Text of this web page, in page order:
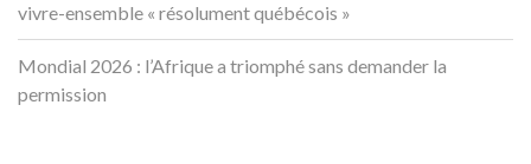
vivre-ensemble « résolument québécois »
Mondial 2026 : l’Afrique a triomphé sans demander la
permission